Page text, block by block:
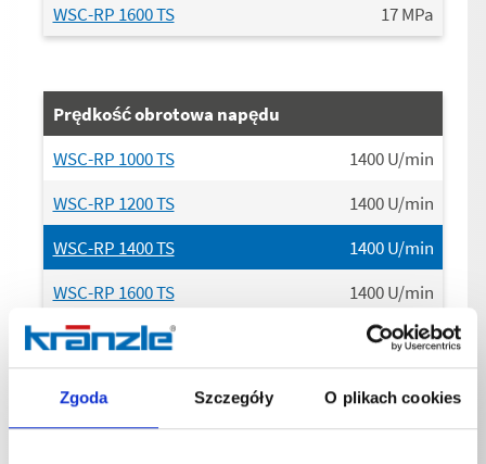
Zgoda Szczegóły O plikach cookies
WSC-RP 1600 TS
17MPa
Prędkość obrotowa napędu
WSC-RP 1000 TS
1400U/min
WSC-RP 1200 TS
1400U/min
WSC-RP 1400 TS
1400U/min
WSC-RP 1600 TS
1400U/min
Podłączenie Napięcie
WSC-RP 1000 TS
400V